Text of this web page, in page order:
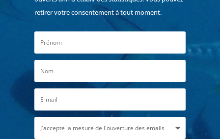
retirer votre consentement à tout moment.